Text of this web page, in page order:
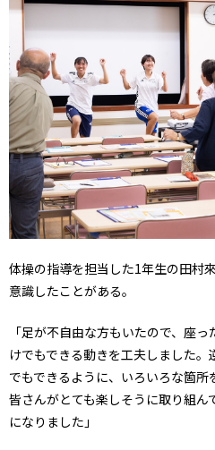
体操の指導を担当した1年生の田村
意識したことがある。
「足が不自由な方もいたので、座
けでもできる動きを工夫しました
でもできるように、いろいろな箇所
皆さんがとても楽しそうに取り組ん
になりました」